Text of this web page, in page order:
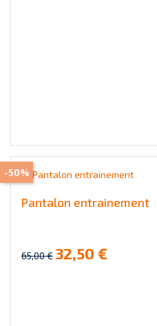
Pantalon entrainement
65,00 € 32,50 €
-50%